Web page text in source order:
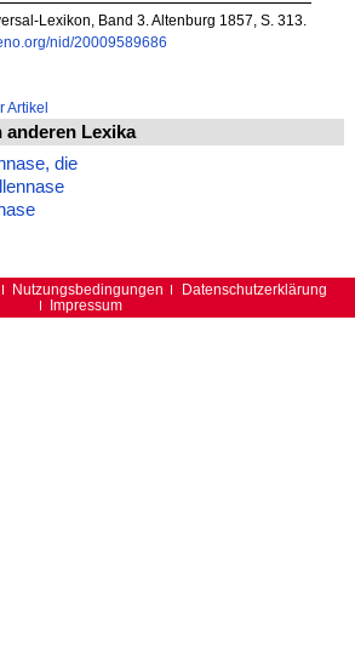
Lexikon, Band 3. Altenburg 1857, S. 313.
nid/20009589686
Artikel
Lexika
die
Nutzungsbedingungen
Datenschutzerklärung
Impressum